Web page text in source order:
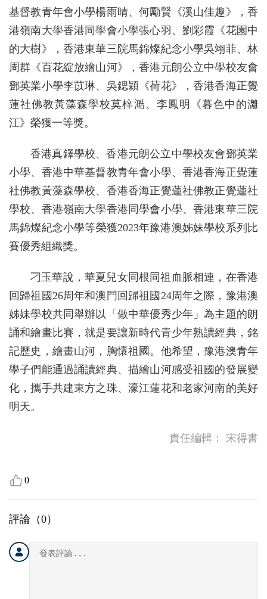
基督教青年會小學楊雨晴、何勵賢《溪山佳趣》，香
港嶺南大學香港同學會小學張心羽、劉彩霞《花園中
的大樹》，香港東華三院馬錦燦紀念小學吳翊菲、林
周群《百花綻放繪山河》，香港元朗公立中學校友會
鄧英業小學李苡琳、吳鍶穎《荷花》，香港香海正覺
蓮社佛教黃藻森學校莫梓㵆、李鳳明《暮色中的灕
江》榮獲一等獎。
香港真鐸學校、香港元朗公立中學校友會鄧英業
小學、香港中華基督教青年會小學、香港香海正覺蓮
社佛教黃藻森學校、香港香海正覺蓮社佛教正覺蓮社
學校、香港嶺南大學香港同學會小學、香港東華三院
馬錦燦紀念小學等榮獲2023年豫港澳姊妹學校系列比
賽優秀組織獎。
刁玉華說，華夏兒女同根同祖血脈相連，在香港
回歸祖國26周年和澳門回歸祖國24周年之際，豫港澳
姊妹學校共同舉辦以「做中華優秀少年」為主題的朗
誦和繪畫比賽，就是要讓新時代青少年熟讀經典，銘
記歷史，繪畫山河，胸懷祖國。他希望，豫港澳青年
學子們能通過誦讀經典、描繪山河感受祖國的發展變
化，攜手共建東方之珠、濠江蓮花和老家河南的美好
明天。
責任編輯： 宋得書
0
評論（0）